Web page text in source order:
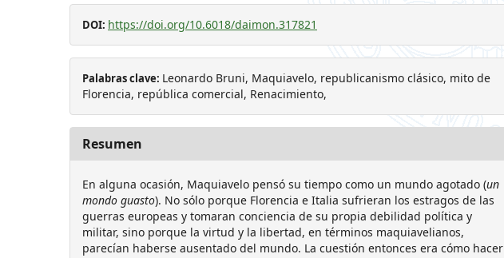
DOI: https://doi.org/10.6018/daimon.317821
Palabras clave: Leonardo Bruni, Maquiavelo, republicanismo clásico, mito de
Florencia, república comercial, Renacimiento,
Resumen
En alguna ocasión, Maquiavelo pensó su tiempo como un mundo agotado (un
mondo guasto). No sólo porque Florencia e Italia sufrieran los estragos de las
guerras europeas y tomaran conciencia de su propia debilidad política y
militar, sino porque la virtud y la libertad, en términos maquiavelianos,
parecían haberse ausentado del mundo. La cuestión entonces era cómo hacer